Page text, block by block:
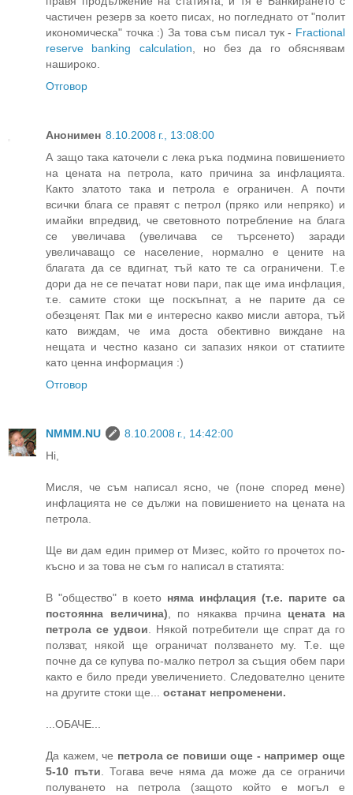
частичен резерв за което писах, но погледнато от "полит
икономическа" точка :) За това съм писал тук - Fractional
reserve banking calculation , но без да го обяснявам
нашироко.
Отговор
Анонимен 8.10.2008 г., 13:08:00
А защо така каточели с лека ръка подмина повишението
на цената на петрола, като причина за инфлацията.
Както златото така и петрола е ограничен. А почти
всички блага се правят с петрол (пряко или непряко) и
имайки впредвид, че световното потребление на блага
се увеличава (увеличава се търсенето) заради
увеличаващо се население, нормално е цените на
благата да се вдигнат, тъй като те са ограничени. Т.е
дори да не се печатат нови пари, пак ще има инфлация,
т.е. самите стоки ще поскъпнат, а не парите да се
обезценят. Пак ми е интересно какво мисли автора, тъй
като виждам, че има доста обективно виждане на
нещата и честно казано си запазих някои от статиите
като ценна информация :)
Отговор
NMMM.NU
8.10.2008 г., 14:42:00
Hi,
Мисля, че съм написал ясно, че (поне според мене)
инфлацията не се дължи на повишението на цената на
петрола.
Ще ви дам един пример от Мизес, който го прочетох по-
късно и за това не съм го написал в статията:
В "общество" в което няма инфлация (т.е. парите са
постоянна величина) , по някаква прчина цената на
петрола се удвои . Някой потребители ще спрат да го
ползват, някой ще ограничат ползването му. Т.е. ще
почне да се купува по-малко петрол за същия обем пари
както е било преди увеличението. Следователно цените
на другите стоки ще... останат непроменени.
...ОБАЧЕ...
Да кажем, че петрола се повиши още - например още
5-10 пъти . Тогава вече няма да може да се ограничи
полуването на петрола (защото който е могъл е